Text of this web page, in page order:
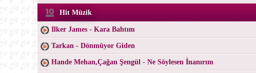
Hit Müzik
Ilker James - Kara Bahtım
Tarkan - Dönmüyor Giden
Hande Mehan,Çağan Şengül - Ne Söylesen İnanırım